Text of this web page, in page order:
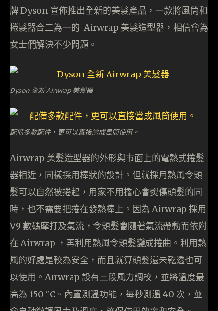
牌 Dyson 宣佈推出全新的美髮產品，一款將風筒和
捲髮器合二為一的 Airwrap 美髮造型器，相信會為
女士們解決不少問題。
Dyson 全新 Airwrap 美髮器
配備多款配件，更可以直接當成風筒使用。
Airwrap 美髮造型器的外形與市面上的電熱式捲髮
器相近，同樣採用棒狀的設計。但就採用熱風令頭
髮可以自然被捲起，用家不用擔心會熨傷頭髮的同
時，也不需要把捲在發熱棒上。因為 Airwrap 採用
V9 數碼摩打及氣流，令頭髮會隨著氣流帶動而依附
在 Airwrap ，再利用熱風令頭髮變成捲曲。利用熱
風的好處是較為安全，而且就算頭髮還未乾透也可
以使用。Airwrap 設有三段風力調校，並將溫度最
高為 150 °C。內置測溫功能，每秒測溫 40 次，並